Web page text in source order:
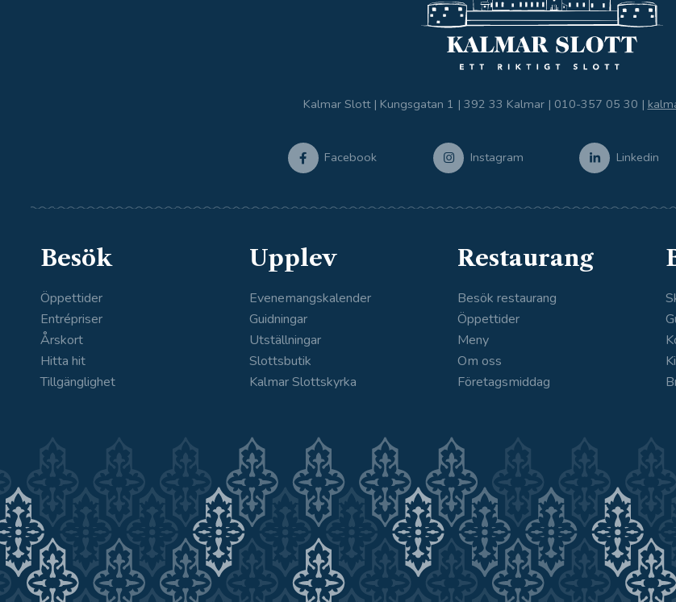
Kalmar Slott | Kungsgatan 1 | 392 33 Kalmar | 010-357 05 30 |
Facebook Instagram Linkedin
Besök
Öppettider
Entrépriser
Årskort
Hitta hit
Tillgänglighet
Upplev
Evenemangskalender
Guidningar
Utställningar
Slottsbutik
Kalmar Slottskyrka
Restaurang
Besök restaurang
Öppettider
Meny
Om oss
Företagsmiddag